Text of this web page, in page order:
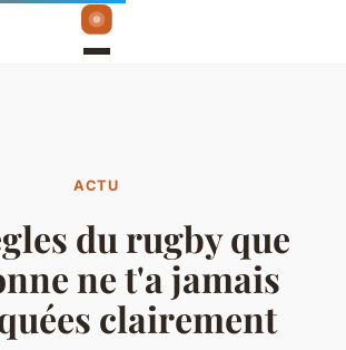
ACTU
du rugby que
ne t'a jamais
clairement